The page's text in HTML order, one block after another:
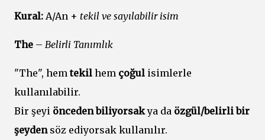
Kural: A/An + tekil ve sayılabilir isim
The – Belirli Tanımlık
"The", hemtekil hem çoğul isimlerle
kullanılabilir.
Bir şeyi önceden biliyorsakya da özgül/belirli bir
şeydensöz ediyorsak kullanılır.